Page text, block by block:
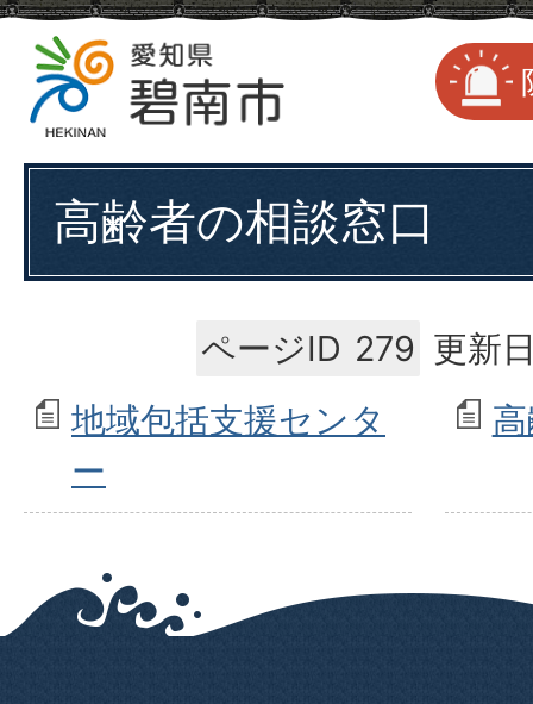
高齢者の相談窓口
ページID 279 更新
地域包括支援センタ
ー